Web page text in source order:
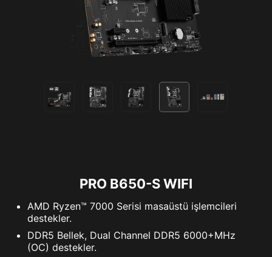
PRO B650-S WIFI
AMD Ryzen™ 7000 Serisi masaüstü işlemcileri
destekler.
DDR5 Bellek, Dual Channel DDR5 6000+MHz
(OC) destekler.